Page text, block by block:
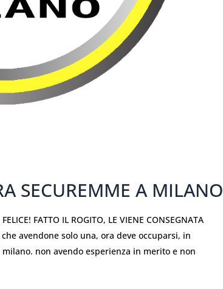
SECUREMME A MILANO
FATTO IL ROGITO, LE VIENE CONSEGNATA
avendone solo una, ora deve occuparsi, in
non avendo esperienza in merito e non